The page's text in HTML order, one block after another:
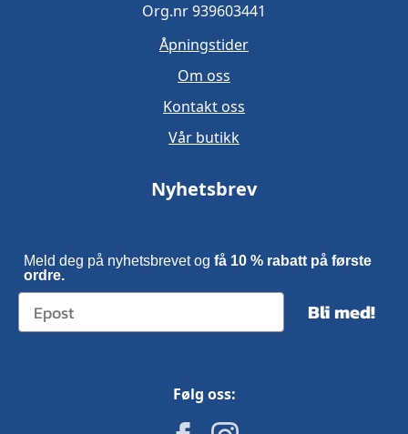
Org.nr 939603441
Åpningstider
Om oss
Kontakt oss
Vår butikk
Nyhetsbrev
Meld deg på nyhetsbrevet og få 10 % rabatt på første
ordre.
Bli med!
Følg oss: